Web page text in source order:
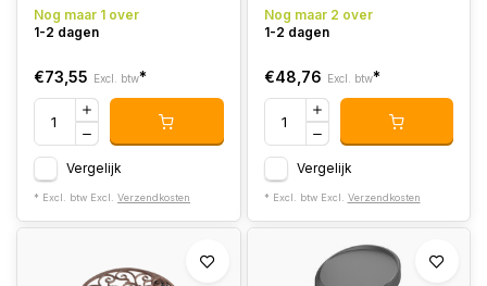
Taupe
Nog maar 1 over
1-2 dagen
€73,55 Excl. btw*
Vergelijk
* Excl. btw Excl. Verzendkosten
Taupe
Nog maar 2 over
1-2 dagen
€48,76 Excl. btw*
Vergelijk
* Excl. btw Excl. Verzendkosten